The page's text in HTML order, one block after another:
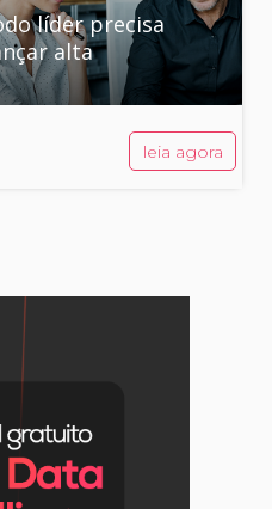
líder precisa
alta
leia agora